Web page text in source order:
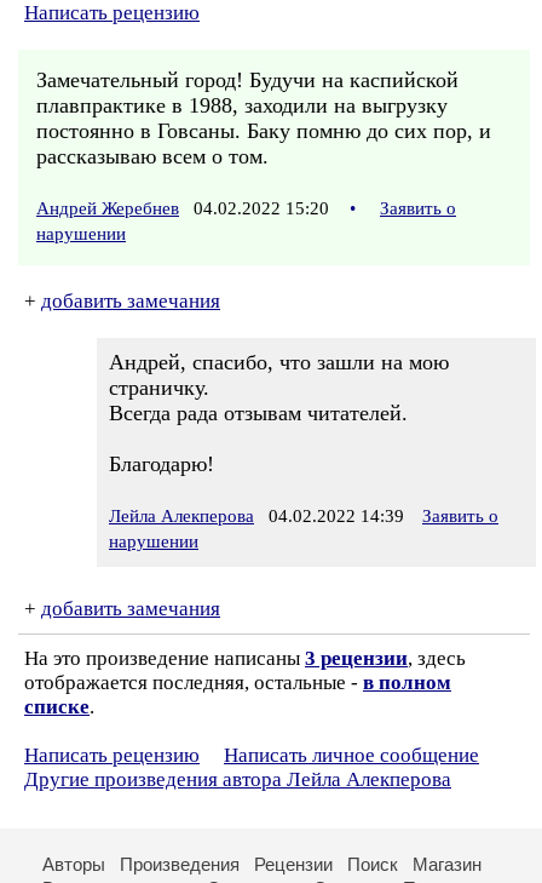
Написать рецензию
Замечательный город! Будучи на каспийской
плавпрактике в 1988, заходили на выгрузку
постоянно в Говсаны. Баку помню до сих пор, и
рассказываю всем о том.
Андрей Жеребнев 04.02.2022 15:20 •
Заявить о
нарушении
+ добавить замечания
Андрей, спасибо, что зашли на мою
страничку.
Всегда рада отзывам читателей.
Благодарю!
Лейла Алекперова 04.02.2022 14:39
Заявить о
нарушении
+ добавить замечания
На это произведение написаны 3 рецензии, здесь
отображается последняя, остальные - в полном
списке.
Написать рецензию
Написать личное сообщение
Другие произведения автора Лейла Алекперова
Авторы Произведения Рецензии Поиск
Магазин